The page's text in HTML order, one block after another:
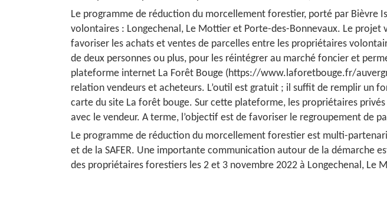
Le programme de réduction du morcellement forestier, porté par Bièvre
volontaires : Longechenal, Le Mottier et Porte-des-Bonnevaux. Le
favoriser les achats et ventes de parcelles entre les propriétaires
de deux personnes ou plus, pour les réintégrer au marché foncier et
plateforme internet La Forêt Bouge (https://www.laforetbouge.fr/
relation vendeurs et acheteurs. L’outil est gratuit ; il suffit de remplir un
carte du site La forêt bouge. Sur cette plateforme, les propriétaires
avec le vendeur. A terme, l’objectif est de favoriser le regroupement de
Le programme de réduction du morcellement forestier est multi-
et de la SAFER. Une importante communication autour de la démarche
des propriétaires forestiers les 2 et 3 novembre 2022 à Longechenal, Le